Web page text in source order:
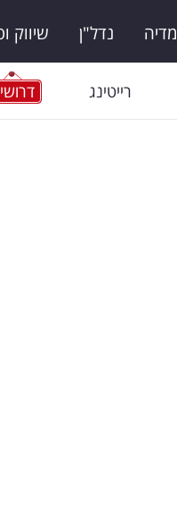
נדל"ן שיווק
רייטינג